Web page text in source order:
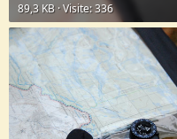
89,3 KB · Visite: 336